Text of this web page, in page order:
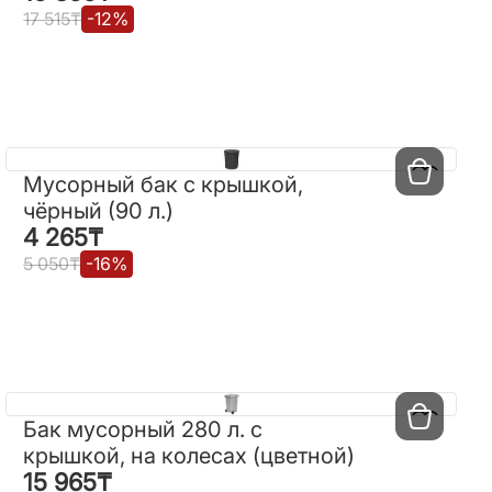
17 515₸ -12%
17 515₸ -12%
Мусорный бак с крышкой,
чёрный (90 л.)
4 265₸
5 050₸ -16%
Мусорный бак с крышкой,
чёрный (90 л.)
4 265₸
5 050₸ -16%
Бак мусорный 280 л. с
крышкой, на колесах (цветной)
15 965₸
Бак мусорный 280 л. с
крышкой, на колесах
(цветной)
15 965₸